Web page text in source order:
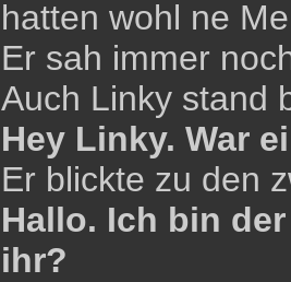
hatten wohl ne
Er sah immer
Auch Linky stand
Hey Linky. War
Er blickte zu den
Hallo. Ich bin
ihr?